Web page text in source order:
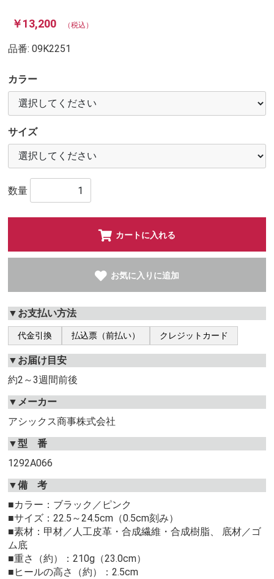
￥13,200 （税込）
品番:09K2251
カラー
サイズ
数量
カートに入れる
お気に入りに追加
▼お支払い方法
代金引換 払込票（前払い） クレジットカード
▼お届け目安
約2～3週間前後
▼メーカー
アシックス商事株式会社
▼型 番
1292A066
▼備 考
■カラー：ブラック／ピンク
■サイズ：22.5～24.5cm（0.5cm刻み）
■素材：甲材／人工皮革・合成繊維・合成樹脂、 底材／ゴ
ム底
■重さ（約）：210g（23.0cm）
■ヒールの高さ（約）：2.5cm